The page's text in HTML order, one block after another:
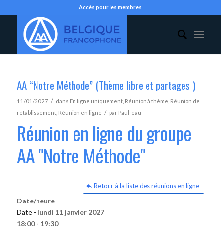
Accès pour les membres
AA “Notre Méthode” (Thème libre et partages )
11/01/2027 / dans En ligne uniquement, Réunion à thème Réunion de
rétablissement, Réunion en ligne / par Paul-eau
Réunion en ligne du groupe
AA "Notre Méthode"
Retour à la liste des réunions en ligne
Date/heure
Date - lundi 11 janvier 2027
18:00 - 19:30